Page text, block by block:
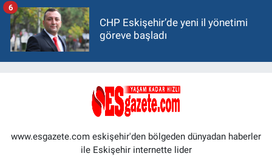
CHP Eskişehir’de yeni il yönetimi
göreve başladı
6
www.esgazete.com eskişehir'den bölgeden dünyadan haberler
ile Eskişehir internette lider